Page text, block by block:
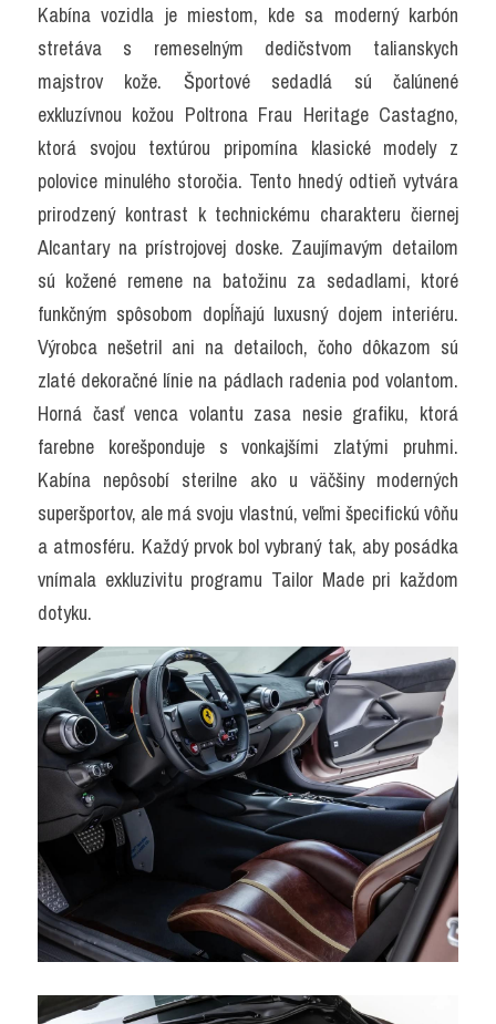
Kabína vozidla je miestom, kde sa moderný karbón
stretáva s remeselným dedičstvom talianskych
majstrov kože. Športové sedadlá sú čalúnené
exkluzívnou kožou Poltrona Frau Heritage Castagno,
ktorá svojou textúrou pripomína klasické modely z
polovice minulého storočia. Tento hnedý odtieň vytvára
prirodzený kontrast k technickému charakteru čiernej
Alcantary na prístrojovej doske. Zaujímavým detailom
sú kožené remene na batožinu za sedadlami, ktoré
funkčným spôsobom dopĺňajú luxusný dojem interiéru.
Výrobca nešetril ani na detailoch, čoho dôkazom sú
zlaté dekoračné línie na pádlach radenia pod volantom.
Horná časť venca volantu zasa nesie grafiku, ktorá
farebne korešponduje s vonkajšími zlatými pruhmi.
Kabína nepôsobí sterilne ako u väčšiny moderných
superšportov, ale má svoju vlastnú, veľmi špecifickú vôňu
a atmosféru. Každý prvok bol vybraný tak, aby posádka
vnímala exkluzivitu programu Tailor Made pri každom
dotyku.